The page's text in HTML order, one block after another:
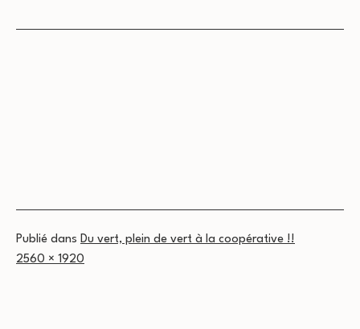
Publié dans Du vert, plein de vert à la coopérative !!
Taille
2560 × 1920